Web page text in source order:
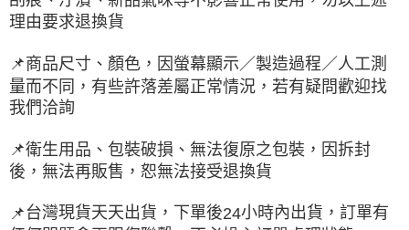
理由要求退換貨
📌商品尺寸、顏色，因螢幕顯示／製造過程／人工測
量而不同，有些許落差屬正常情況，若有疑問歡迎找
我們洽詢
📌衛生用品、包裝破損、無法復原之包裝，因拆封
後，無法再販售，恕無法接受退換貨
📌 台灣現貨天天出貨，下單後24小時內出貨，訂單有